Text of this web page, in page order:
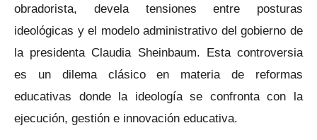
obradorista, devela tensiones entre posturas
ideológicas y el modelo administrativo del gobierno de
la presidenta Claudia Sheinbaum. Esta controversia
es un dilema clásico en materia de reformas
educativas donde la ideología se confronta con la
ejecución, gestión e innovación educativa.